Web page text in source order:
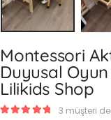
Montessori
Duyusal Oyun
Lilikids Shop
3 müşteri